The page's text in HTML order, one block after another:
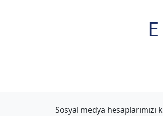
Sosyal medya hesaplarımızı